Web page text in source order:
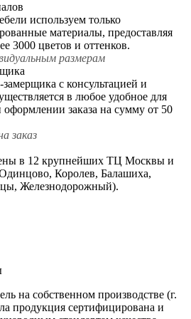
используем только
материалы, предоставляя
3000 цветов и оттенков.
с консультацией и
в любое удобное для
заказа на сумму от 50
в 12 крупнейших ТЦ Москвы и
Королев, Балашиха,
Железнодорожный).
на собственном производстве (г.
продукция сертифицирована и